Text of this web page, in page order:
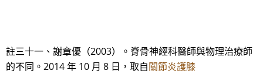
註三十一、謝章優（2003）。脊骨神經科醫師與物理治療師
的不同。2014 年 10 月 8 日，取自關節炎護膝